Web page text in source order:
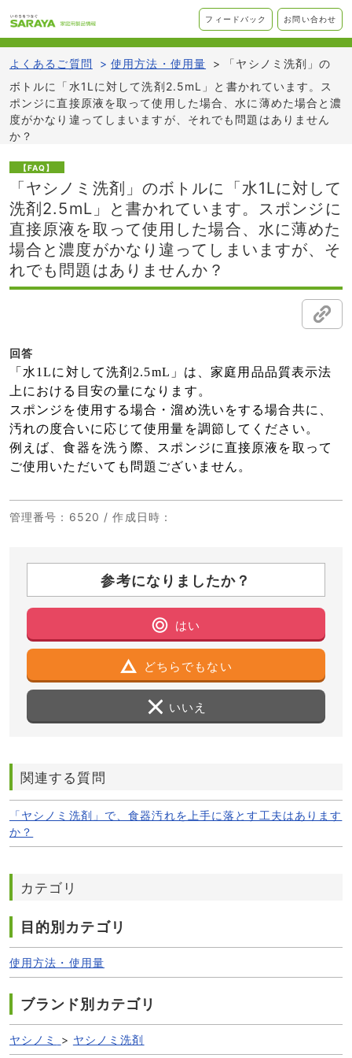
フィードバック お問い合わせ
よくあるご質問 > 使用方法・使用量 >
「ヤシノミ洗剤」の
ボトルに「水1Lに対して洗剤2.5mL」と書かれています。ス
ポンジに直接原液を取って使用した場合、水に薄めた場合と濃
度がかなり違ってしまいますが、それでも問題はありません
か？
【FAQ】
「ヤシノミ洗剤」のボトルに「水1Lに対して
洗剤2.5mL」と書かれています。スポンジに
直接原液を取って使用した場合、水に薄めた
場合と濃度がかなり違ってしまいますが、そ
れでも問題はありませんか？
回答
「水1Lに対して洗剤2.5mL」は、家庭用品品質表示法
上における目安の量になります。
スポンジを使用する場合・溜め洗いをする場合共に、
汚れの度合いに応じて使用量を調節してください。
例えば、食器を洗う際、スポンジに直接原液を取って
ご使用いただいても問題ございません。
管理番号 ：6520 /作成日時 ：
参考になりましたか？
はい
どちらでもない
いいえ
関連する質問
「ヤシノミ洗剤」で、食器汚れを上手に落とす工夫はあります
か？
カテゴリ
目的別カテゴリ
使用方法・使用量
ブランド別カテゴリ
ヤシノミ > ヤシノミ洗剤